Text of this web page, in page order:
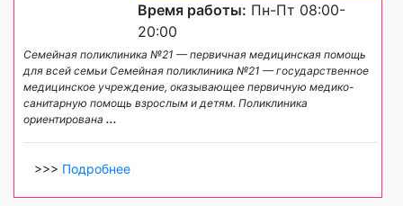
Время работы: Пн-Пт 08:00-
20:00
Семейная поликлиника №21 — первичная медицинская помощь
для всей семьи Семейная поликлиника №21 — государственное
медицинское учреждение, оказывающее первичную медико-
санитарную помощь взрослым и детям. Поликлиника
ориентирована ...
>>> Подробнее